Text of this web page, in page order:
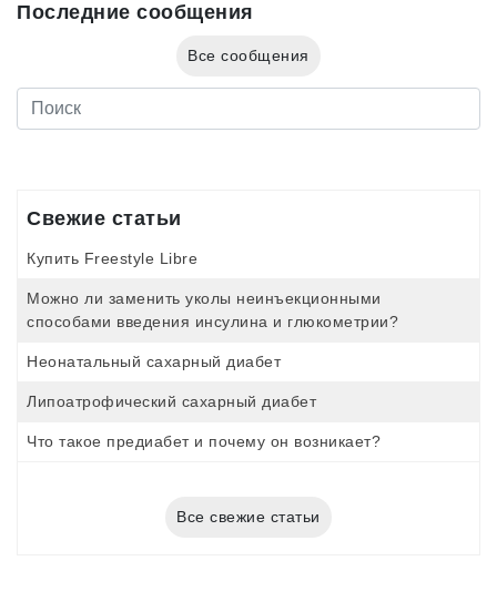
Последние сообщения
Все сообщения
Свежие статьи
Купить Freestyle Libre
Можно ли заменить уколы неинъекционными
способами введения инсулина и глюкометрии?
Неонатальный сахарный диабет
Липоатрофический сахарный диабет
Что такое предиабет и почему он возникает?
Все свежие статьи